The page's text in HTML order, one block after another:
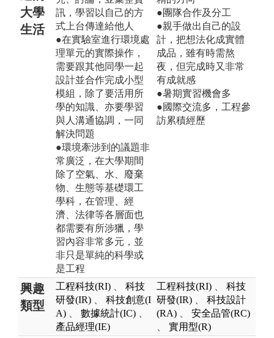
大學
生活
訊，學習以自己的方
式上台傳達給他人
●在實驗室進行環境處
理單元的實際操作，
需要跟其他同學一起
設計並合作完成小型
模組，除了要活用所
學的知識、亦要學習
與人溝通協調，一同
解決問題
●環境牽涉到的議題非
常廣泛，在大學期間
除了空氣、水、廢棄
物、生態等基礎環工
學科，在管理、經
濟、法律等各層面也
都需要有所涉獵，學
習內容非常多元，並
非只是單純的科學或
是工程
●團隊合作及分工
●親手做出自己的設
計，把想法化成實體
成品，雖有時需熬
夜，但完成時又非常
有成就感
●暑期實習機會多
●國際交流多，工程參
訪累積經歷
興趣
類型
工程科技(RI)
科技
研發(IR)
科技創意(I
A)
數據統計(IC)
產品經理(IE)
工程科技(RI)
科技
研發(IR)
科技設計
(RA)
安全品管(RC)
實用型(R)